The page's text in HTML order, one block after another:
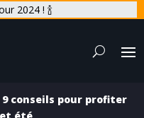
2024 ! 🍾
9 conseils pour profiter